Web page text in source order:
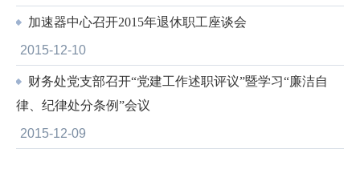
加速器中心召开2015年退休职工座谈会
2015-12-10
财务处党支部召开“党建工作述职评议”暨学习“廉洁自
律、纪律处分条例”会议
2015-12-09